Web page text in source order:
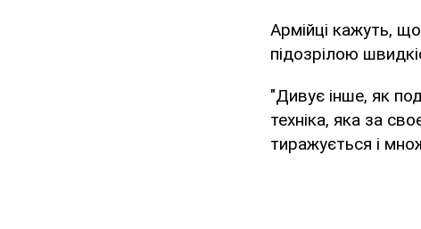
Армійці кажуть,
підозрілою
"Дивує інше, як
техніка, яка за
тиражується і